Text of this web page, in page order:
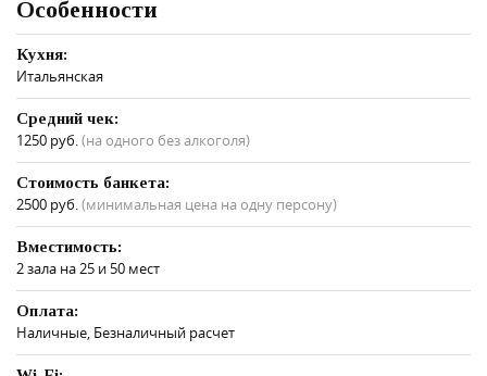
Особенности
Кухня:
Итальянская
Средний чек:
1250 руб.(на одного без алкоголя)
Стоимость банкета:
2500 руб.(минимальная цена на одну персону)
Вместимость:
2 зала на 25 и 50 мест
Оплата:
Наличные, Безналичный расчет